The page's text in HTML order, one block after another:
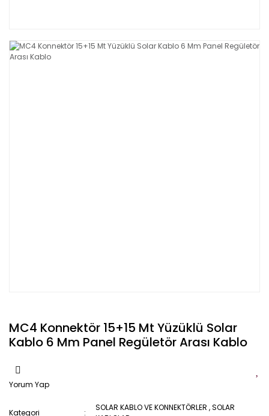
MC4 Konnektör 15+15 Mt Yüzüklü Solar
Kablo 6 Mm Panel Regületör Arası Kablo
Yorum Yap
Kategori
SOLAR KABLO VE KONNEKTÖRLER ,SOLAR